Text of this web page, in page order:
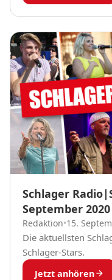
Schlager
September 2020
Redaktion•15.
Die aktuellsten
Schlager-Stars.
Jetzt anhören